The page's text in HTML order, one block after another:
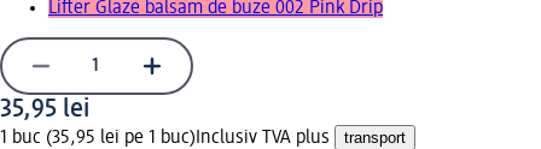
Lifter Glaze balsam de buze 002 Pink Drip
35,95 lei
1 buc (35,95 lei pe 1 buc) Inclusiv TVA plus transport